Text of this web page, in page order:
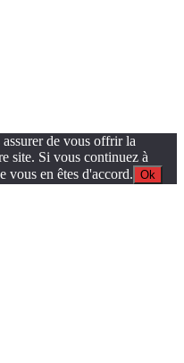
de vous offrir la
site. Si vous continuez à
vous en êtes d'accord. Ok